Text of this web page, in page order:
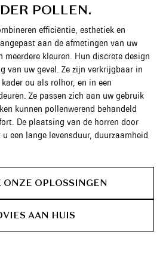
POLLEN.
efficiëntie, esthetiek en
aan de afmetingen van uw
meerdere kleuren. Hun discrete design
van uw gevel. Ze zijn verkrijgbaar in
ou als rolhor, en in een
Ze passen zich aan uw gebruik
kunnen pollenwerend behandeld
De plaatsing van de horren door
een lange levensduur, duurzaamheid
OPLOSSINGEN
AAN HUIS